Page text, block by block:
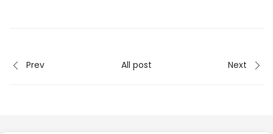
Prev All post Next